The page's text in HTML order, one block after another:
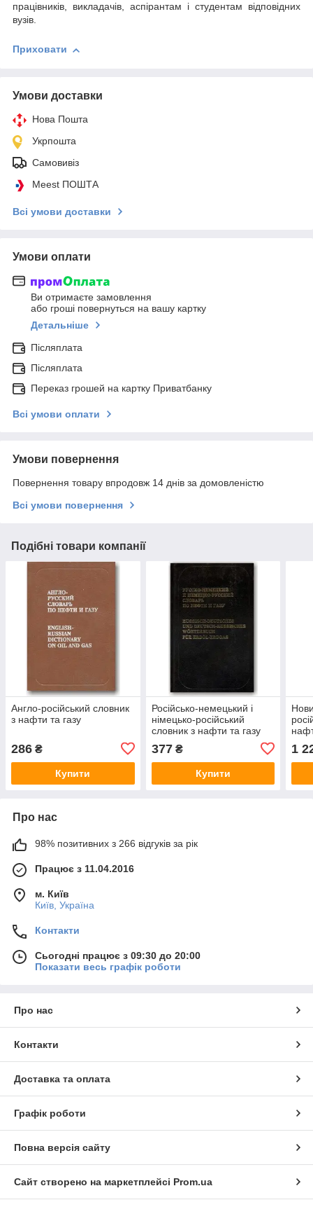
працівників, викладачів, аспірантам і студентам відповідних
вузів.
Приховати
Умови доставки
Нова Пошта
Укрпошта
Самовивіз
Meest ПОШТА
Всі умови доставки
Умови оплати
Ви отримаєте замовлення
або гроші повернуться на вашу картку
Детальніше
Післяплата
Післяплата
Переказ грошей на картку Приватбанку
Всі умови оплати
Умови повернення
Повернення товару впродовж 14 днів за домовленістю
Всі умови повернення
Подібні товари компанії
Англо-російський словник
з нафти та газу
286 ₴
Купити
Російсько-немецький і
німецько-російський
словник з нафти та газу
377₴
Купити
1
Про нас
98% позитивних з 266 відгуків за рік
Працює з 11.04.2016
м. Київ
Київ, Україна
Контакти
Сьогодні працює з 09:30 до 20:00
Показати весь графік роботи
Про нас
Контакти
Доставка та оплата
Графік роботи
Повна версія сайту
Сайт створено на маркетплейсі Prom.ua